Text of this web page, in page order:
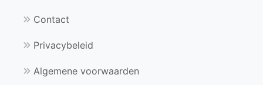
Contact
Privacybeleid
Algemene voorwaarden